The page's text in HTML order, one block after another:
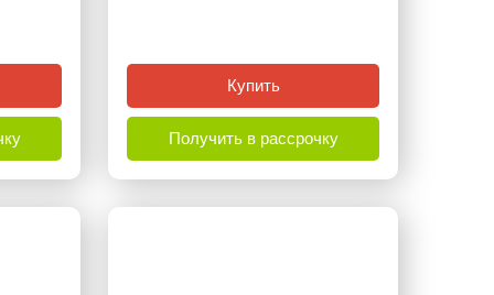
Купить
Получить в рассрочку